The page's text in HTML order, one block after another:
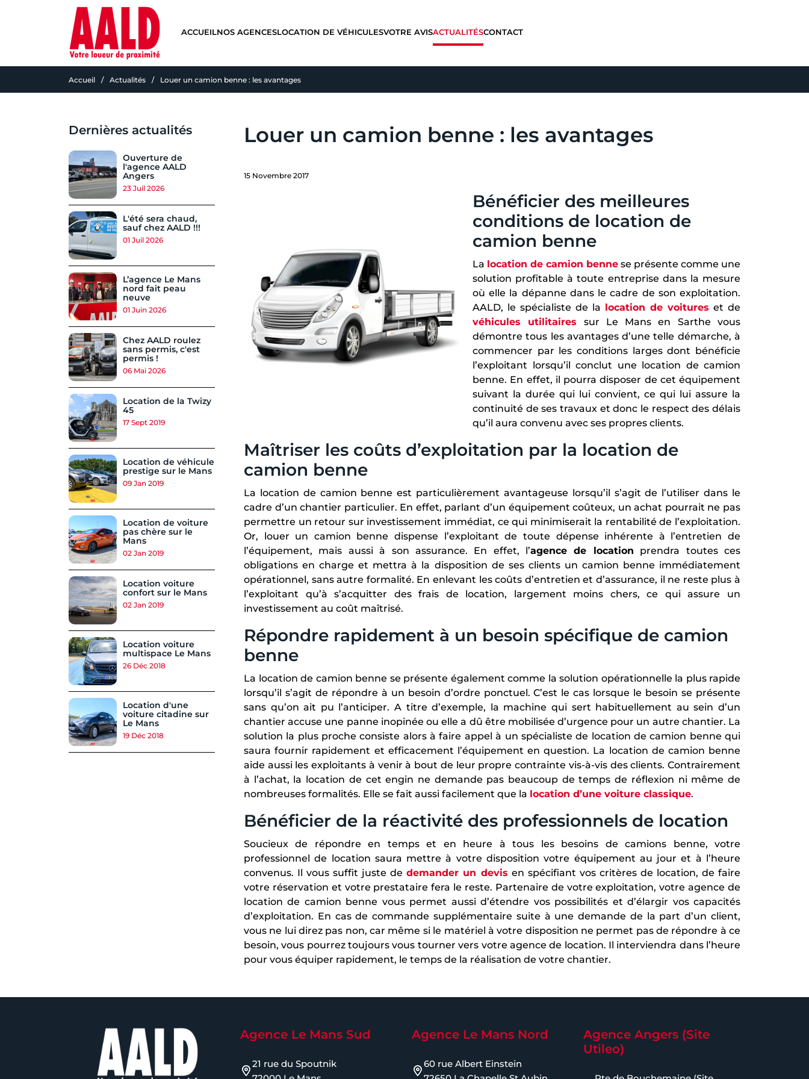
ACCUEILNOS AGENCESLOCATION DE VÉHICULESVOTRE AVISACTUALITÉSCONTACT
Accueil Actualités Louer un camion benne : les avantages
Louer un camion benne : les avantages
15 Novembre 2017
Bénéficier des meilleures
conditions de location de
camion benne
La location de camion benne se présente comme une
solution profitable à toute entreprise dans la mesure
où elle la dépanne dans le cadre de son exploitation.
AALD, le spécialiste de la location de voitures et de
véhicules utilitaires sur Le Mans en Sarthe vous
démontre tous les avantages d’une telle démarche, à
commencer par les conditions larges dont bénéficie
l’exploitant lorsqu’il conclut une location de camion
benne. En effet, il pourra disposer de cet équipement
suivant la durée qui lui convient, ce qui lui assure la
continuité de ses travaux et donc le respect des délais
qu’il aura convenu avec ses propres clients.
Maîtriser les coûts d’exploitation par la location de
camion benne
La location de camion benne est particulièrement avantageuse lorsqu’il s’agit de l’utiliser dans le
cadre d’un chantier particulier. En effet, parlant d’un équipement coûteux, un achat pourrait ne pas
permettre un retour sur investissement immédiat, ce qui minimiserait la rentabilité de l’exploitation.
Or, louer un camion benne dispense l’exploitant de toute dépense inhérente à l’entretien de
l’équipement, mais aussi à son assurance. En effet, l’agence de location prendra toutes ces
obligations en charge et mettra à la disposition de ses clients un camion benne immédiatement
opérationnel, sans autre formalité. En enlevant les coûts d’entretien et d’assurance, il ne reste plus à
l’exploitant qu’à s’acquitter des frais de location, largement moins chers, ce qui assure un
investissement au coût maîtrisé.
Répondre rapidement à un besoin spécifique de camion
benne
La location de camion benne se présente également comme la solution opérationnelle la plus rapide
lorsqu’il s’agit de répondre à un besoin d’ordre ponctuel. C’est le cas lorsque le besoin se présente
sans qu’on ait pu l’anticiper. A titre d’exemple, la machine qui sert habituellement au sein d’un
chantier accuse une panne inopinée ou elle a dû être mobilisée d’urgence pour un autre chantier. La
solution la plus proche consiste alors à faire appel à un spécialiste de location de camion benne qui
saura fournir rapidement et efficacement l’équipement en question. La location de camion benne
aide aussi les exploitants à venir à bout de leur propre contrainte vis-à-vis des clients. Contrairement
à l’achat, la location de cet engin ne demande pas beaucoup de temps de réflexion ni même de
nombreuses formalités. Elle se fait aussi facilement que la location d’une voiture classique.
Bénéficier de la réactivité des professionnels de location
Soucieux de répondre en temps et en heure à tous les besoins de camions benne, votre
professionnel de location saura mettre à votre disposition votre équipement au jour et à l’heure
convenus. Il vous suffit juste dedemander un devis en spécifiant vos critères de location, de faire
votre réservation et votre prestataire fera le reste. Partenaire de votre exploitation, votre agence de
location de camion benne vous permet aussi d’étendre vos possibilités et d’élargir vos capacités
d’exploitation. En cas de commande supplémentaire suite à une demande de la part d’un client,
vous ne lui direz pas non, car même si le matériel à votre disposition ne permet pas de répondre à ce
besoin, vous pourrez toujours vous tourner vers votre agence de location. Il interviendra dans l’heure
pour vous équiper rapidement, le temps de la réalisation de votre chantier.
Dernières actualités
Ouverture de
l'agence AALD
Angers
23 Juil 2026
L'été sera chaud,
sauf chez AALD !!!
01 Juil 2026
L’agence Le Mans
nord fait peau
neuve
01 Juin 2026
Chez AALD roulez
sans permis, c'est
permis !
06 Mai 2026
Location de la Twizy
45
17 Sept 2019
Location de véhicule
prestige sur le Mans
09 Jan 2019
Location de voiture
pas chère sur le
Mans
02 Jan 2019
Location voiture
confort sur le Mans
02 Jan 2019
Location voiture
multispace Le Mans
26 Déc 2018
Location d'une
voiture citadine sur
Le Mans
19 Déc 2018
Agence Le Mans Sud
21 rue du Spoutnik
Agence Le Mans Nord
60 rue Albert Einstein
Agence Angers (Site
Utileo)